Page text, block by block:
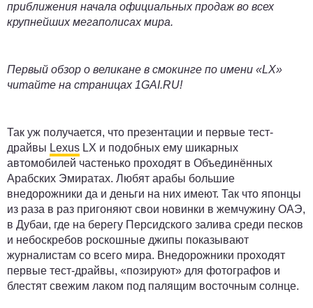
приближения начала официальных продаж во всех
крупнейших мегаполисах мира.
Первый обзор о великане в смокинге по имени «LX»
читайте на страницах 1GAI.RU!
Так уж получается, что презентации и первые тест-
драйвы Lexus LX и подобных ему шикарных
автомобилей частенько проходят в Объединённых
Арабских Эмиратах. Любят арабы большие
внедорожники да и деньги на них имеют. Так что японцы
из раза в раз пригоняют свои новинки в жемчужину ОАЭ,
в Дубаи, где на берегу Персидского залива среди песков
и небоскребов роскошные джипы показывают
журналистам со всего мира. Внедорожники проходят
первые тест-драйвы, «позируют» для фотографов и
блестят свежим лаком под палящим восточным солнце.